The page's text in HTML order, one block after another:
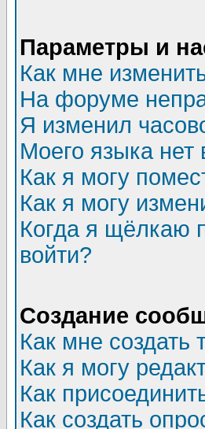
Параметры и
Как мне
На форуме
Я изменил
Моего языка нет
Как я могу
Как я могу
Когда я щёлкаю
войти?
Создание
Как мне
Как я могу
Как
Как создать